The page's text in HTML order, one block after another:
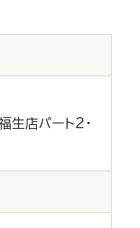
店パート2・